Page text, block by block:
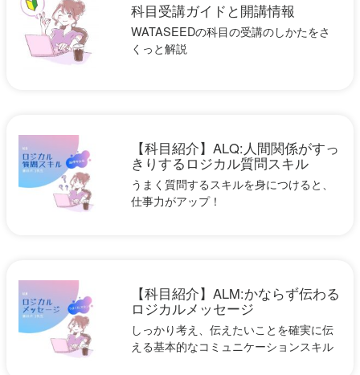
科目受講ガイドと開講情報
WATASEEDの科目の受講のしかたをさ
くっと解説
【科目紹介】ALQ:人間関係がすっ
きりするロジカル質問スキル
うまく質問するスキルを身につけると、
仕事力がアップ！
【科目紹介】ALM:かならず伝わる
ロジカルメッセージ
しっかり考え、伝えたいことを確実に伝
える基本的なコミュニケーションスキル